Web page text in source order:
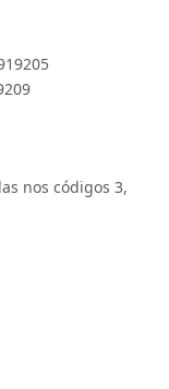
nos códigos 3,